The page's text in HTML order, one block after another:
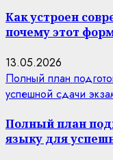
Как устроен
почему этот
13.05.2026
Полный план
успешной сдачи
Полный план
языку для